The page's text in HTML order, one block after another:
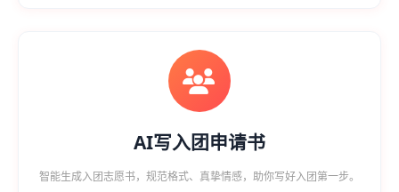
AI写入团申请书
智能生成入团志愿书，规范格式、真挚情感，助你写好入团第一步。